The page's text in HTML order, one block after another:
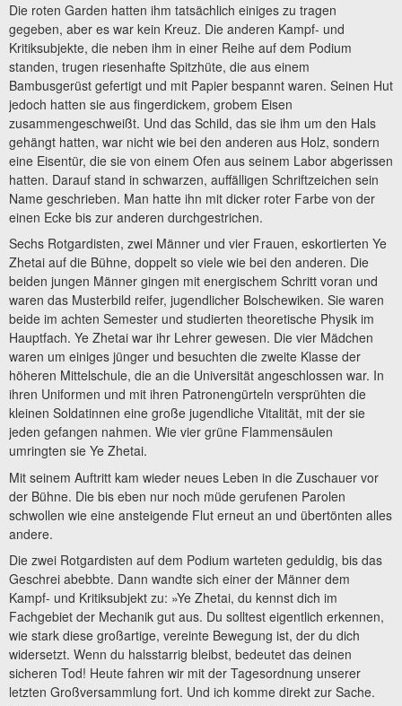
Die roten Garden hatten ihm tatsächlich einiges zu tragen
gegeben, aber es war kein Kreuz. Die anderen Kampf- und
Kritiksubjekte, die neben ihm in einer Reihe auf dem Podium
standen, trugen riesenhafte Spitzhüte, die aus einem
Bambusgerüst gefertigt und mit Papier bespannt waren. Seinen Hut
jedoch hatten sie aus fingerdickem, grobem Eisen
zusammengeschweißt. Und das Schild, das sie ihm um den Hals
gehängt hatten, war nicht wie bei den anderen aus Holz, sondern
eine Eisentür, die sie von einem Ofen aus seinem Labor abgerissen
hatten. Darauf stand in schwarzen, auffälligen Schriftzeichen sein
Name geschrieben. Man hatte ihn mit dicker roter Farbe von der
einen Ecke bis zur anderen durchgestrichen.
Sechs Rotgardisten, zwei Männer und vier Frauen, eskortierten Ye
Zhetai auf die Bühne, doppelt so viele wie bei den anderen. Die
beiden jungen Männer gingen mit energischem Schritt voran und
waren das Musterbild reifer, jugendlicher Bolschewiken. Sie waren
beide im achten Semester und studierten theoretische Physik im
Hauptfach. Ye Zhetai war ihr Lehrer gewesen. Die vier Mädchen
waren um einiges jünger und besuchten die zweite Klasse der
höheren Mittelschule, die an die Universität angeschlossen war. In
ihren Uniformen und mit ihren Patronengürteln versprühten die
kleinen Soldatinnen eine große jugendliche Vitalität, mit der sie
jeden gefangen nahmen. Wie vier grüne Flammensäulen
umringten sie Ye Zhetai.
Mit seinem Auftritt kam wieder neues Leben in die Zuschauer vor
der Bühne. Die bis eben nur noch müde gerufenen Parolen
schwollen wie eine ansteigende Flut erneut an und übertönten alles
andere.
Die zwei Rotgardisten auf dem Podium warteten geduldig, bis das
Geschrei abebbte. Dann wandte sich einer der Männer dem
Kampf- und Kritiksubjekt zu: »Ye Zhetai, du kennst dich im
Fachgebiet der Mechanik gut aus. Du solltest eigentlich erkennen,
wie stark diese großartige, vereinte Bewegung ist, der du dich
widersetzt. Wenn du halsstarrig bleibst, bedeutet das deinen
sicheren Tod! Heute fahren wir mit der Tagesordnung unserer
letzten Großversammlung fort. Und ich komme direkt zur Sache.